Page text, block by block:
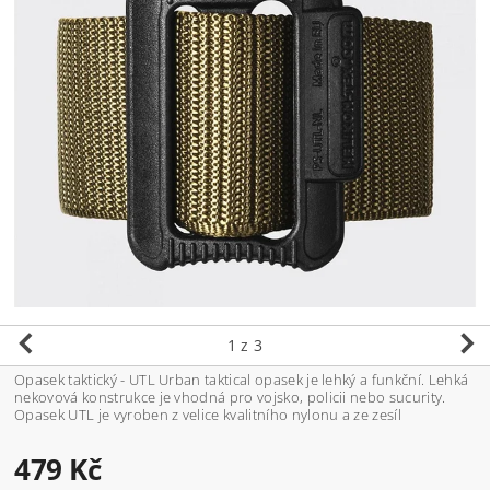
1 z 3
Opasek taktický - UTL Urban taktical opasek je lehký a funkční. Lehká
nekovová konstrukce je vhodná pro vojsko, policii nebo sucurity.
Opasek UTL je vyroben z velice kvalitního nylonu a ze zesíl
479 Kč